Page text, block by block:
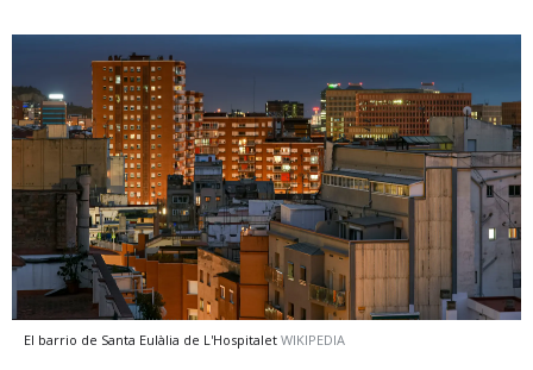
El barrio de Santa Eulàlia de L'Hospitalet WIKIPEDIA